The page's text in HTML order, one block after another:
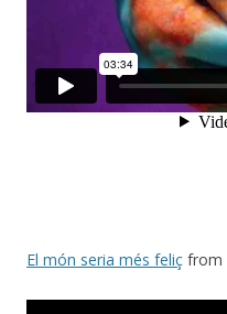
El món seria més feliç from